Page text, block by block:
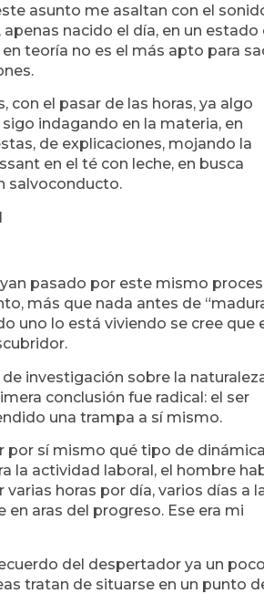
asunto me asaltan con el
nacido el día, en un estado
teoría no es el más apto para
con el pasar de las horas, ya algo
indagando en la materia, en
de explicaciones, mojando la
en el té con leche, en busca
salvoconducto.
pasado por este mismo
más que nada antes de
uno lo está viviendo se cree que
investigación sobre la
conclusión fue radical: el ser
una trampa a sí mismo.
por sí mismo qué tipo de
la actividad laboral, el hombre
horas por día, varios días a
en aras del progreso. Ese era mi
del despertador ya un
tratan de situarse en un punto